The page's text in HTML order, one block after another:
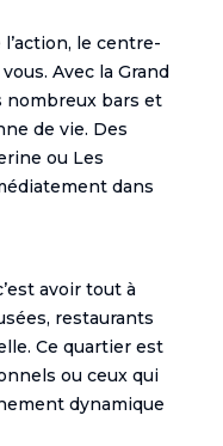
le centre-
Avec la Grand
nombreux bars et
de vie. Des
ou Les
dans
avoir tout à
restaurants
Ce quartier est
ou ceux qui
dynamique